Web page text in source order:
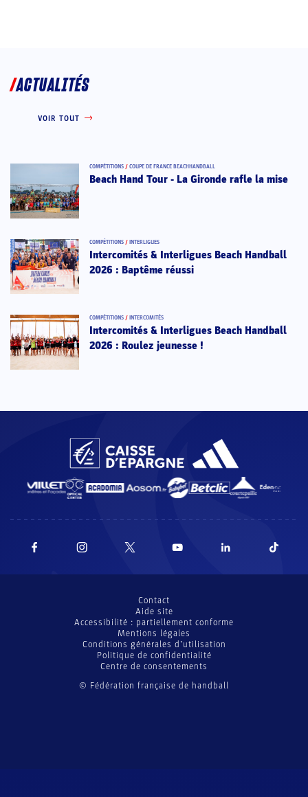
ACTUALITÉS
VOIR TOUT
COMPÉTITIONS / COUPE DE FRANCE BEACHHANDBALL
Beach Hand Tour - La Gironde rafle la mise
COMPÉTITIONS / INTERLIGUES
Intercomités & Interligues Beach Handball
2026 : Baptême réussi
COMPÉTITIONS / INTERCOMITÉS
Intercomités & Interligues Beach Handball
2026 : Roulez jeunesse !
© Fédération française de handball
Contact
Aide site
Accessibilité : partiellement conforme
Mentions légales
Conditions générales d’utilisation
Politique de confidentialité
Centre de consentements